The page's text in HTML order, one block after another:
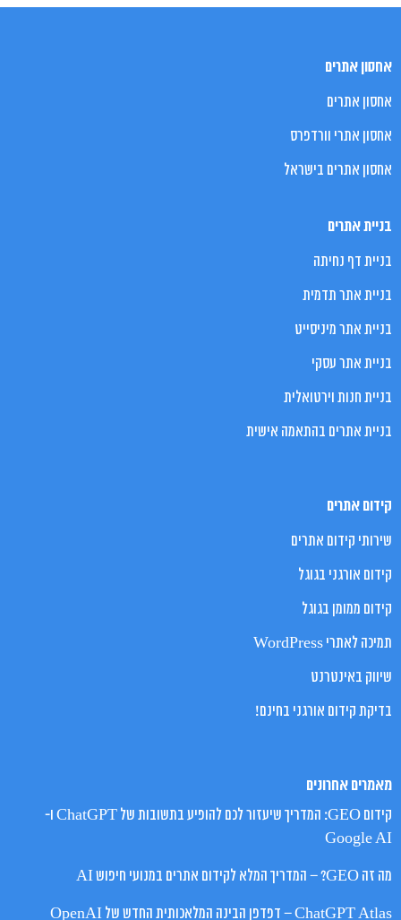
אחסון אתרים
אחסון אתרים
אחסון אתרי וורדפרס
אחסון אתרים בישראל
בניית אתרים
בניית דף נחיתה
בניית אתר תדמית
בניית אתר מיניסייט
בניית אתר עסקי
בניית חנות וירטואלית
בניית אתרים בהתאמה אישית
קידום אתרים
שירותי קידום אתרים
קידום אורגני בגוגל
קידום ממומן בגוגל
תמיכה לאתרי WordPress
שיווק באינטרנט
בדיקת קידום אורגני בחינם!
מאמרים אחרונים
קידום GEO: המדריך שיעזור לכם להופיע בתשובות של ChatGPT ו-
Google AI
מה זה GEO? – המדריך המלא לקידום אתרים במנועי חיפוש AI
ChatGPT Atlas – דפדפן הבינה המלאכותית החדש של OpenAI